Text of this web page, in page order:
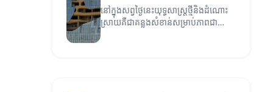
នៅក្នុងសព្វថ្ងៃនេះយុទ្ធសាស្ត្រថ្មីនិងដំណោះ
ស្រាយគឺជាគន្លងសំខាន់សម្រាប់ភាពជាស្រេច
របស់អាជីវកម្ម។